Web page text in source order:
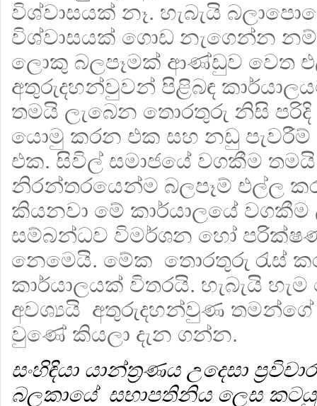
විශ්වාසයක් නෑ. හැබැයි
විශ්වාසයක් ගොඩ නැගෙන්න
ලොකු බලපෑමක් ආණ්ඩුව වෙත
අතුරුදහන්වුවන් පිළිබඳ
තමයි ලැබෙන තොරතුරු නිසි
යොමු කරන එක සහ නඩු පැවරීම්
එක. සිවිල් සමාජයේ වගකීම
නිරන්තරයෙන්ම බලපෑම් එල්ල
කියනවා මේ කාර්යාලයේ වගකීම
සම්බන්ධව විමර්ශන හෝ
නෙමෙයි. මේක තොරතුරු රැස්
කාර්යාලයක් විතරයි. හැබැයි
අවශ්‍යයි අතුරුදහන්වුණ තමන්ගේ
වුණේ කියලා දැන ගන්න.
සංහිඳියා යාන්ත්‍රණය උදෙසා
බලකායේ සභාපතිනිය ලෙස